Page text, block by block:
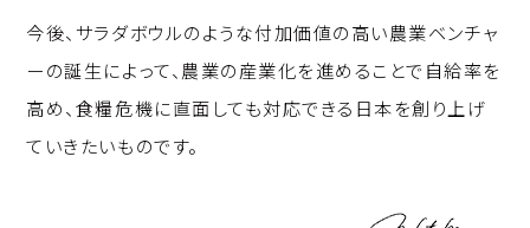
今後、サラダボウルのような付加価値の高い農業ベンチャ
ーの誕生によって、農業の産業化を進めることで自給率を
高め、食糧危機に直面しても対応できる日本を創り上げ
ていきたいものです。